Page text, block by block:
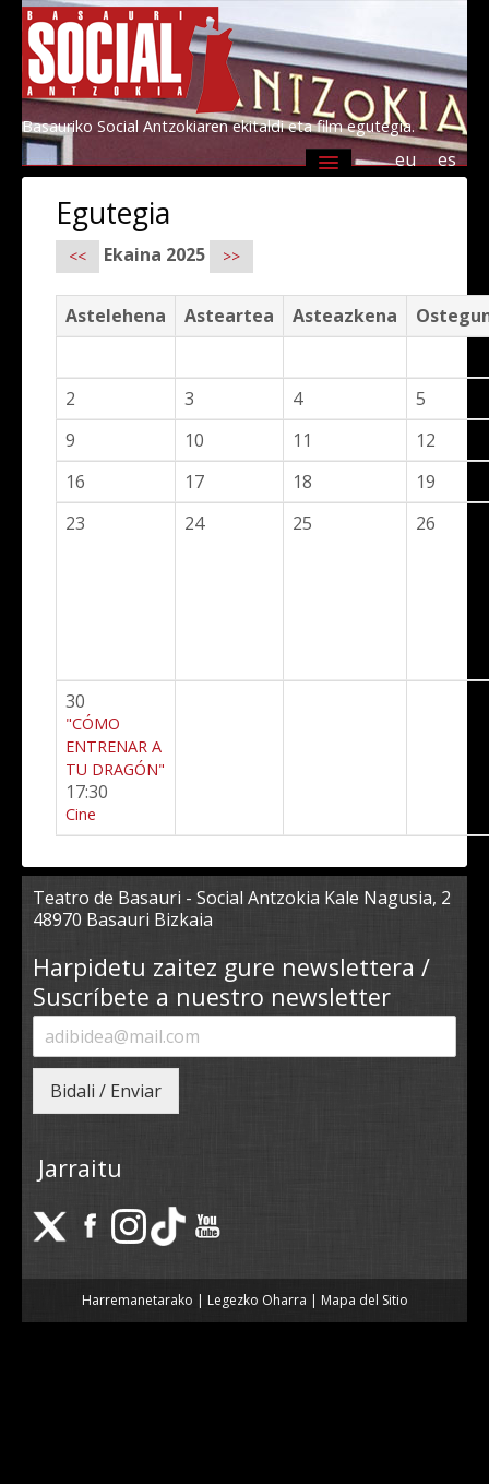
Basauriko Social Antzokiaren ekitaldi eta film egutegia.
es
eu
Agenda
Programazioa
Socialen lagunak 2026
Egutegia
<< Ekaina 2025 >>
Astelehena Asteartea Asteazkena
2 3 4
5
9
10 11
12
16
17 18
19
23
24 25 26
30
"CÓMO
ENTRENAR A
TU DRAGÓN"
17:30
Cine
Teatro de Basauri - Social Antzokia Kale Nagusia, 2
48970 Basauri Bizkaia
Harpidetu zaitez gure newslettera /
Suscríbete a nuestro newsletter
Bidali / Enviar
Jarraitu
Harremanetarako | Legezko Oharra | Mapa del Sitio